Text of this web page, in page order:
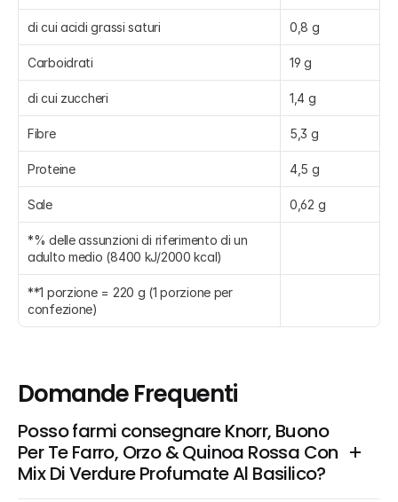
di cui acidi grassi saturi 0,8 g
Carboidrati 19 g
di cui zuccheri 1,4 g
Fibre 5,3 g
Proteine 4,5 g
Sale 0,62 g
*% delle assunzioni di riferimento di un
adulto medio (8400 kJ/2000 kcal)
**1 porzione = 220 g (1 porzione per
confezione)
Domande Frequenti
Posso farmi consegnare Knorr, Buono
Per Te Farro, Orzo & Quinoa Rossa Con
Mix Di Verdure Profumate Al Basilico?